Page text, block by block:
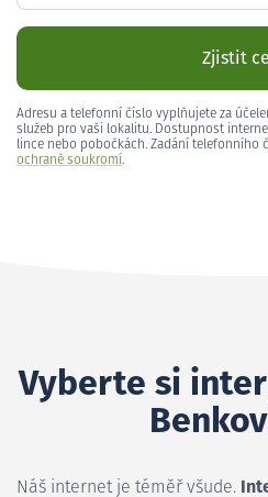
Zjistit
Adresu a telefonní číslo vyplňujete za
služeb pro vaši lokalitu. Dostupnost
lince nebo pobočkách. Zadání telefonního
ochraně soukromí.
Vyberte si
Náš internet je téměř všude.